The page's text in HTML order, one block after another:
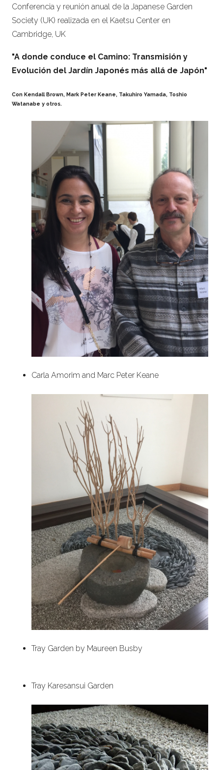
Conferencia y reunión anual de la Japanese Garden
Society (UK) realizada en el Kaetsu Center en
Cambridge, UK
"A donde conduce el Camino: Transmisión y
Evolución del Jardín Japonés más allá de Japón"
Con Kendall Brown, Mark Peter Keane, Takuhiro Yamada, Toshio
Watanabe y otros.
Carla Amorim and Marc Peter Keane
Tray Garden by Maureen Busby
Tray Karesansui Garden